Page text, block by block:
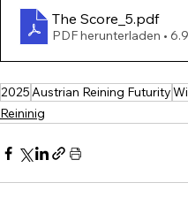
The Score_5.pdf
PDF herunterladen •
2025Austrian Reining Futurity
Reininig